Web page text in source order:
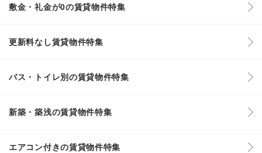
敷金・礼金が0の賃貸物件特集
更新料なし賃貸物件特集
バス・トイレ別の賃貸物件特集
新築・築浅の賃貸物件特集
エアコン付きの賃貸物件特集